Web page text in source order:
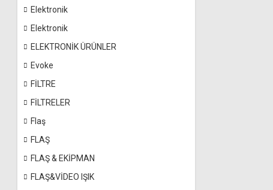
Elektronik
Elektronik
ELEKTRONİK ÜRÜNLER
Evoke
FİLTRE
FİLTRELER
Flaş
FLAŞ
FLAŞ & EKİPMAN
FLAŞ&VİDEO IŞIK